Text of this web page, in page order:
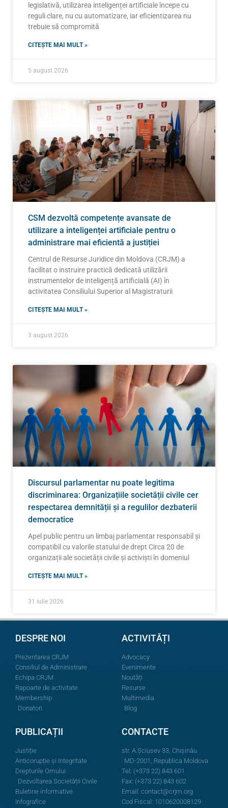
legislativă, utilizarea inteligenței artificiale începe cu
reguli clare, nu cu automatizare, iar eficientizarea nu
trebuie să compromită
CITEȘTE MAI MULT »
5 august 2026
CSM dezvoltă competențe avansate de
utilizare a inteligenței artificiale pentru o
administrare mai eficientă a justiției
Centrul de Resurse Juridice din Moldova (CRJM) a
facilitat o instruire practică dedicată utilizării
instrumentelor de inteligență artificială (AI) în
activitatea Consiliului Superior al Magistraturii
CITEȘTE MAI MULT »
3 august 2026
Discursul parlamentar nu poate legitima
discriminarea: Organizațiile societății civile cer
respectarea demnității și a regulilor dezbaterii
democratice
Apel public pentru un limbaj parlamentar responsabil și
compatibil cu valorile statului de drept Circa 20 de
organizații ale societății civile și activiști în domeniul
CITEȘTE MAI MULT »
31 iulie 2026
DESPRE NOI
Prezentarea CRJM
Consiliul de Administrare
Echipa CRJM
Rapoarte de activitate
Membership
Donatori
ACTIVITĂȚI
Advocacy
Evenimente
Noutăți
Resurse
Multimedia
Blog
PUBLICAȚII
Justiție
Anticorupție și Integritate
Drepturile Omului
Dezvoltarea Societății Civile
Buletine informative
Infografice
CONTACTE
str. A.Şciusev 33, Chișinău
MD-2001, Republica Moldova
Tel: (+373 22) 843 601
Fax: (+373 22) 843 602
Email: contact@crjm.org
Cod Fiscal: 1010620008129